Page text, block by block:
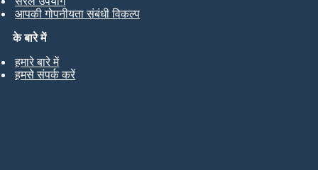
के बारे में
हमारे बारे में
हमसे संपर्क करें
आपकी गोपनीयता संबंधी विकल्प